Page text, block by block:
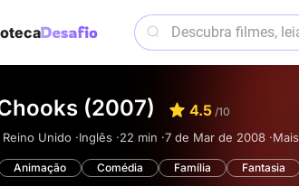
(2007) 4.5 /10
Unido ·Inglês ·22 min ·7 de Mar de 2008 ·Mais
Animação Comédia Família
Fantasia